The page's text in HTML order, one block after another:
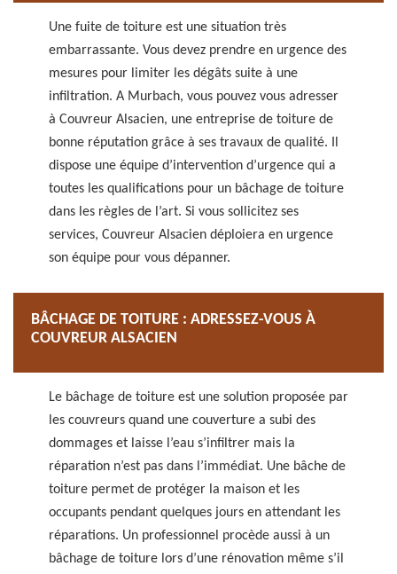
Une fuite de toiture est une situation très
embarrassante. Vous devez prendre en urgence des
mesures pour limiter les dégâts suite à une
infiltration. A Murbach, vous pouvez vous adresser
à Couvreur Alsacien, une entreprise de toiture de
bonne réputation grâce à ses travaux de qualité. Il
dispose une équipe d’intervention d’urgence qui a
toutes les qualifications pour un bâchage de toiture
dans les règles de l’art. Si vous sollicitez ses
services, Couvreur Alsacien déploiera en urgence
son équipe pour vous dépanner.
BÂCHAGE DE TOITURE : ADRESSEZ-VOUS À
COUVREUR ALSACIEN
Le bâchage de toiture est une solution proposée par
les couvreurs quand une couverture a subi des
dommages et laisse l’eau s’infiltrer mais la
réparation n’est pas dans l’immédiat. Une bâche de
toiture permet de protéger la maison et les
occupants pendant quelques jours en attendant les
réparations. Un professionnel procède aussi à un
bâchage de toiture lors d’une rénovation même s’il